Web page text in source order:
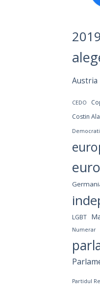
2019
Austria
CEDO
Costin
LGBT
Numerar
Partidul